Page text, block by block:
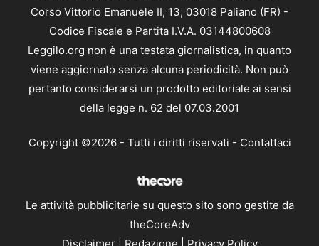
Corso Vittorio Emanuele II, 13, 03018 Paliano (FR) -
Codice Fiscale e Partita I.V.A. 03144800608
Leggilo.org non è una testata giornalistica, in quanto
viene aggiornato senza alcuna periodicità. Non può
pertanto considerarsi un prodotto editoriale ai sensi
della legge n. 62 del 07.03.2001
Copyright ©2026 - Tutti i diritti riservati - Contattaci
Le attività pubblicitarie su questo sito sono gestite da
theCoreAdv